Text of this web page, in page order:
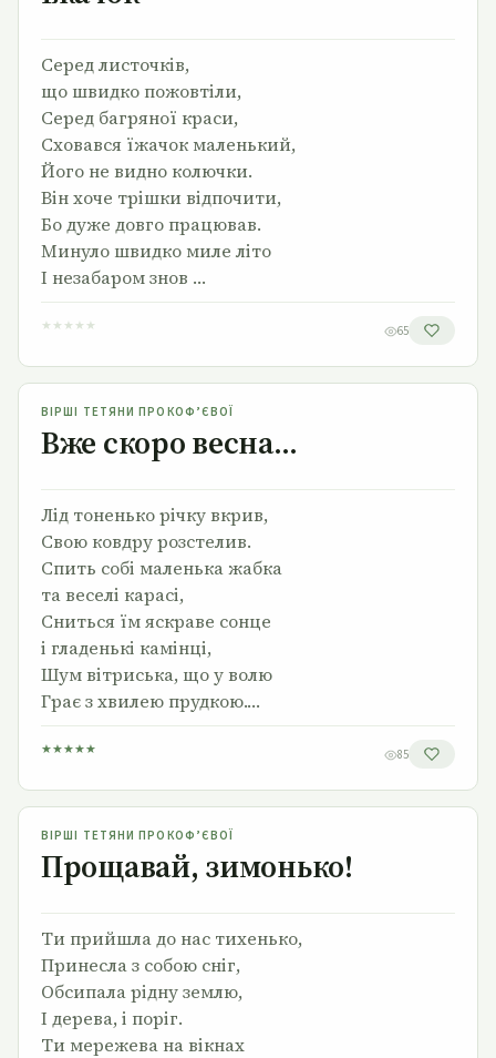
Серед листочків,
що швидко пожовтіли,
Серед багряної краси,
Сховався їжачок маленький,
Його не видно колючки.
Він хоче трішки відпочити,
Бо дуже довго працював.
Минуло швидко миле літо
І незабаром знов …
★ ★ ★ ★ ★ 65
Вже скоро весна…
ВІРШІ ТЕТЯНИ ПРОКОФ’ЄВОЇ
Вже скоро весна…
Лід тоненько річку вкрив,
Свою ковдру розстелив.
Спить собі маленька жабка
та веселі карасі,
Сниться їм яскраве сонце
і гладенькі камінці,
Шум вітриська, що у волю
Грає з хвилею прудкою.…
★★★★★ 85
Прощавай, зимонько!
ВІРШІ ТЕТЯНИ ПРОКОФ’ЄВОЇ
Прощавай, зимонько!
Ти прийшла до нас тихенько,
Принесла з собою сніг,
Обсипала рідну землю,
І дерева, і поріг.
Ти мережева на вікнах